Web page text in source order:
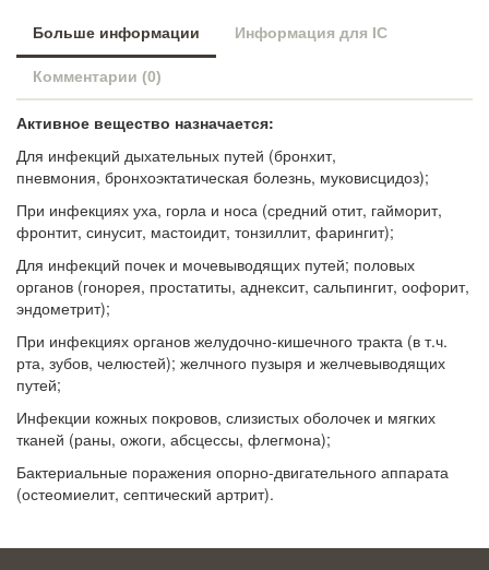
Больше информации Информация для IC
Комментарии (0)
Активное вещество назначается:
Для инфекций дыхательных путей (бронхит,
пневмония, бронхоэктатическая болезнь, муковисцидоз);
При инфекциях уха, горла и носа (средний отит, гайморит,
фронтит, синусит, мастоидит, тонзиллит, фарингит);
Для инфекций почек и мочевыводящих путей; половых
органов (гонорея, простатиты, аднексит, сальпингит, оофорит,
эндометрит);
При инфекциях органов желудочно-кишечного тракта (в т.ч.
рта, зубов, челюстей); желчного пузыря и желчевыводящих
путей;
Инфекции кожных покровов, слизистых оболочек и мягких
тканей (раны, ожоги, абсцессы, флегмона);
Бактериальные поражения опорно-двигательного аппарата
(остеомиелит, септический артрит).